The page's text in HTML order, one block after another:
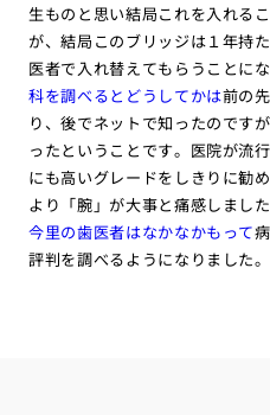
生ものと思い結局これを入れる
が、結局このブリッジは１年持
医者で入れ替えてもらうことに
科を調べるとどうしてかは前の
り、後でネットで知ったのです
ったということです。医院が流
にも高いグレードをしきりに勧
より「腕」が大事と痛感しました
今里の歯医者はなかなかもって
評判を調べるようになりました。